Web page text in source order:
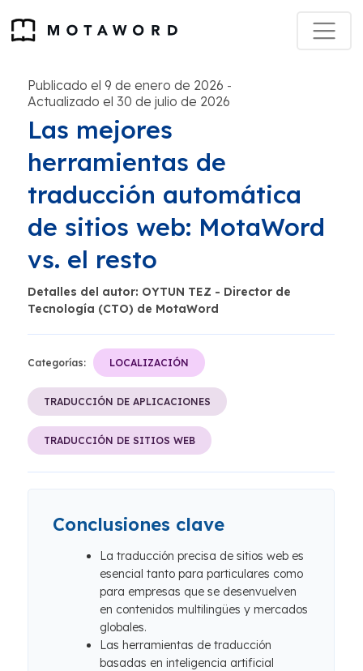
Publicado el 9 de enero de 2026 -
Actualizado el 30 de julio de 2026
Las mejores
herramientas de
traducción automática
de sitios web: MotaWord
vs. el resto
Detalles del autor: OYTUN TEZ - Director de
Tecnología (CTO) de MotaWord
Categorías: LOCALIZACIÓN
TRADUCCIÓN DE APLICACIONES
TRADUCCIÓN DE SITIOS WEB
Conclusiones clave
La traducción precisa de sitios web es
esencial tanto para particulares como
para empresas que se desenvuelven
en contenidos multilingües y mercados
globales.
Las herramientas de traducción
basadas en inteligencia artificial